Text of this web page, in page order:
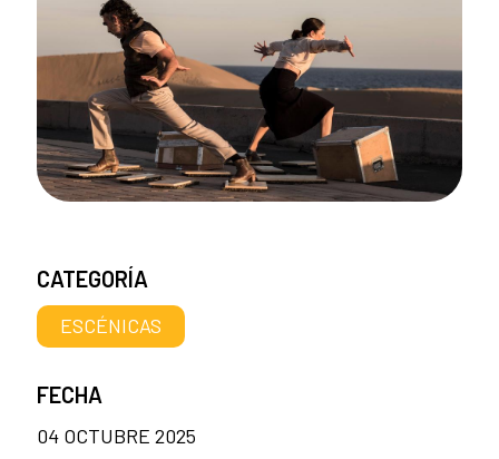
CATEGORÍA
ESCÉNICAS
FECHA
04 OCTUBRE 2025